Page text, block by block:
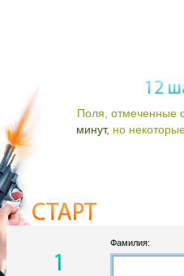
Поля, отмеченные
минут, но
Фамилия: